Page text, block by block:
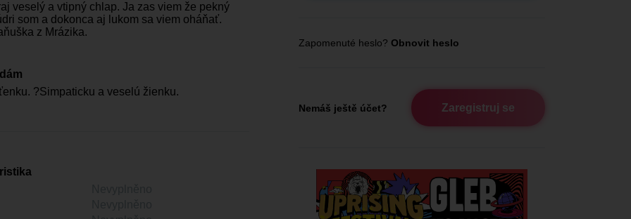
veselý a vtipný chlap. Ja zas viem že pekný
som a dokonca aj lukom sa viem oháňať.
z Mrázika.
?Simpaticku a veselú žienku.
Zapomenuté heslo? Obnovit heslo
Nemáš ještě účet? Zaregistruj se